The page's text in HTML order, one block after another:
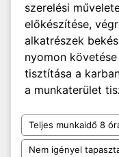
szerelési
előkészítése,
alkatrészek
nyomon
tisztítása a
a munkaterület
Teljes munkaidő 8
Nem igényel